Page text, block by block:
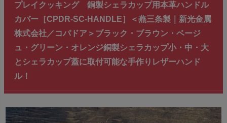
プレイクッキング 銅製シェラカップ用本革ハンドル
カバー［CPDR-SC-HANDLE］＜燕三条製｜新光金属
株式会社／コパドア＞ブラック・ブラウン・ベージ
ュ・グリーン・オレンジ銅製シェラカップ小・中・大
とシェラカップ蓋に取付可能な手作りレザーハンド
ル！